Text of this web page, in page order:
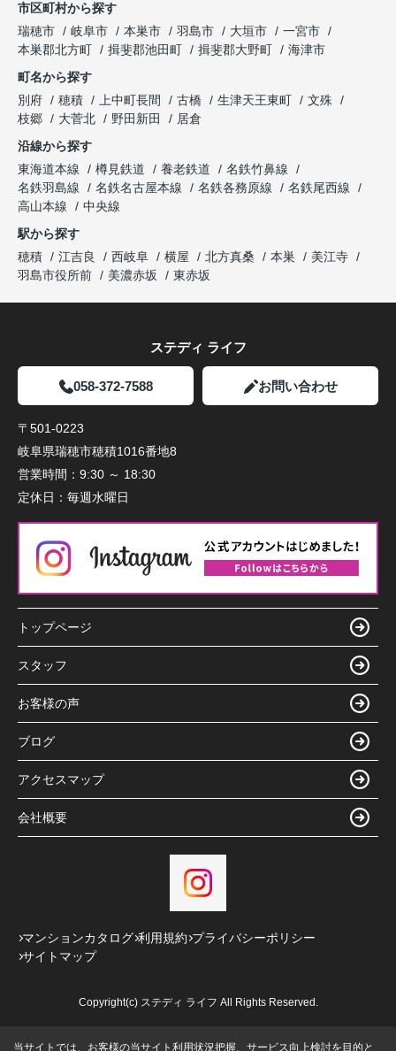
市区町村から探す
瑞穂市
岐阜市 本巣市 羽島市 大垣市
一宮市
本巣郡北方町
揖斐郡池田町 揖斐郡大野町
海津市
町名から探す
別府
穂積 上中町長間 古橋 生津天王東町
文殊
枝郷
大菅北 野田新田
居倉
沿線から探す
東海道本線
樽見鉄道 養老鉄道
名鉄竹鼻線
名鉄羽島線
名鉄名古屋本線 名鉄各務原線
名鉄尾西線
高山本線
中央線
駅から探す
穂積
江吉良 西岐阜 横屋 北方真桑 本巣
美江寺
羽島市役所前
美濃赤坂 東赤坂
ステディ ライフ
058-372-7588 お問い合わせ
〒501-0223
岐阜県瑞穂市穂積1016番地8
営業時間： 9:30 ～ 18:30
定休日： 毎週水曜日
トップページ
スタッフ
お客様の声
ブログ
アクセスマップ
会社概要
マンションカタログ 利用規約 プライバシーポリシー
サイトマップ
Copyright(c) ステディ ライフ All Rights Reserved.
当サイトでは、お客様の当サイト利用状況把握、サービス向上検討を目的と